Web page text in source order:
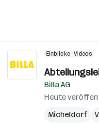
Einblicke Videos
Billa AG
Heute
Micheldorf